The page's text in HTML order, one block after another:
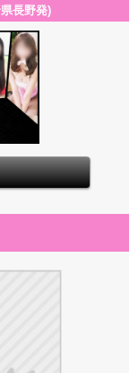
長野発)